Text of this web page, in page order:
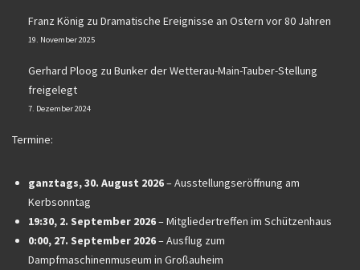
Franz König zu Dramatische Ereignisse an Ostern vor 80 Jahren
19. November 2025
Gerhard Ploog zu Bunker der Wetterau-Main-Tauber-Stellung
freigelegt
7. Dezember 2024
Termine:
ganztags,30. August 2026–Ausstellungseröffnung am
Kerbsonntag
19:30, 2. September 2026–Mitgliedertreffen im Schützenhaus
0:00, 27. September 2026–Ausflug zum
Dampfmaschinenmuseum in Großauheim